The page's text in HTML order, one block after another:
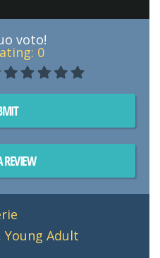
voto!
0
REVIEW
Young Adult